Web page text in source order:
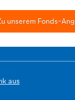
unserem Fonds-
aus